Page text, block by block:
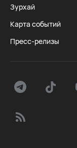
Зурхай
Карта событий
Пресс-релизы